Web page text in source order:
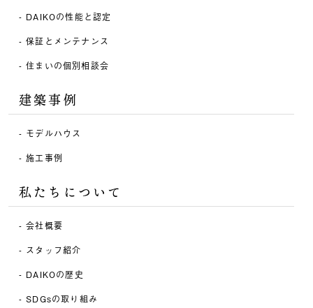
DAIKOの性能と認定
保証とメンテナンス
住まいの個別相談会
建築事例
モデルハウス
施工事例
私たちについて
会社概要
スタッフ紹介
DAIKOの歴史
SDGsの取り組み